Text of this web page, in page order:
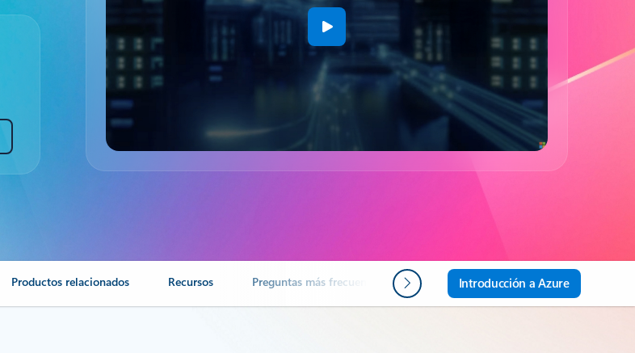
Productos relacionados Recursos Preguntas más frecuentes Pasos siguientes
Introducción a Azure